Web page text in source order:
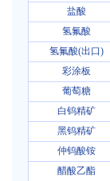
盐酸
氢氟酸
氢氟酸(出口)
彩涂板
葡萄糖
白钨精矿
黑钨精矿
仲钨酸铵
醋酸乙酯